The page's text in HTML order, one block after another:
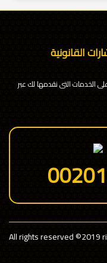
القانونية
الخدمات التى نقدمها لك عبر
All rights reserved©2019